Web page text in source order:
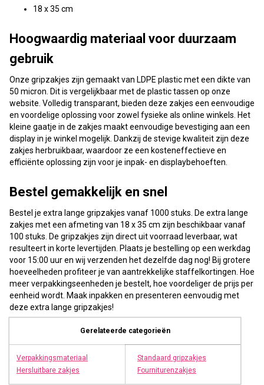
18 x 35 cm
Hoogwaardig materiaal voor duurzaam
gebruik
Onze gripzakjes zijn gemaakt van LDPE plastic met een dikte van
50 micron. Dit is vergelijkbaar met de plastic tassen op onze
website. Volledig transparant, bieden deze zakjes een eenvoudige
en voordelige oplossing voor zowel fysieke als online winkels. Het
kleine gaatje in de zakjes maakt eenvoudige bevestiging aan een
display in je winkel mogelijk. Dankzij de stevige kwaliteit zijn deze
zakjes herbruikbaar, waardoor ze een kosteneffectieve en
efficiënte oplossing zijn voor je inpak- en displaybehoeften.
Bestel gemakkelijk en snel
Bestel je extra lange gripzakjes vanaf 1000 stuks. De extra lange
zakjes met een afmeting van 18 x 35 cm zijn beschikbaar vanaf
100 stuks. De gripzakjes zijn direct uit voorraad leverbaar, wat
resulteert in korte levertijden. Plaats je bestelling op een werkdag
voor 15:00 uur en wij verzenden het dezelfde dag nog! Bij grotere
hoeveelheden profiteer je van aantrekkelijke staffelkortingen. Hoe
meer verpakkingseenheden je bestelt, hoe voordeliger de prijs per
eenheid wordt. Maak inpakken en presenteren eenvoudig met
deze extra lange gripzakjes!
Gerelateerde categorieën
Verpakkingsmateriaal
Hersluitbare zakjes
Standaard gripzakjes
Fourniturenzakjes